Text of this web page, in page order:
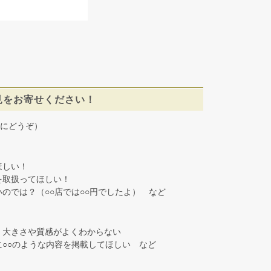
お寄せください！
どうぞ）
い！
扱ってほしい！
では？（○○店では○○円でしたよ） など
きさや質感がよくわからない
のような内容を掲載してほしい など